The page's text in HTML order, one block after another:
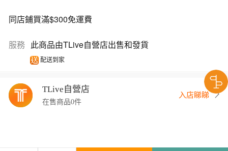
同店鋪買滿$300免運費
服務 此商品由TLive自營店出售和發貨
配送到家
TLive自營店
在售商品0件
入店睇睇